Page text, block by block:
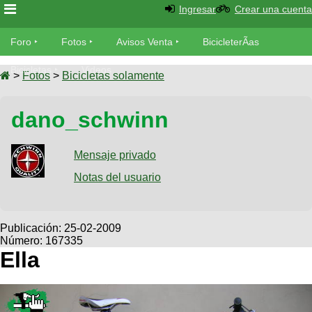
Foro
Foro
MecÃ¡nica
Fotos
SUBÃ
Galeria
Bicicletas
Viajes
Descenso
Dirt
Avisos
Ventas
SUBÃ
Buscar
Ultimos
Fotos
BicicleterÃ­
Bicicletas
Tandem
Videos
Cicloturismo
Ingresar Crear una cuenta
Foro Fotos Avisos Venta BicicleterÃ­as
Bicicletas Videos
> Fotos > Bicicletas solamente
dano_schwinn
Mensaje privado
Notas del usuario
Publicación: 25-02-2009
Número: 167335
Ella